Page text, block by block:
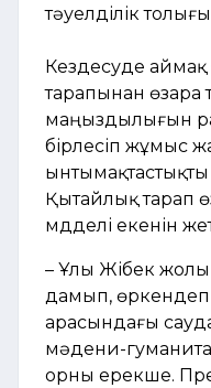
тәуелділік
Кездесуде
тарапынан өзара
маңыздылығын
бірлесіп жұмыс
ынтымақтастықты
Қытайлық тарап
мүдделі екенін
– Ұлы Жібек жолы
дамып, өркендеп
арасындағы
мәдени-
орны ерекше.